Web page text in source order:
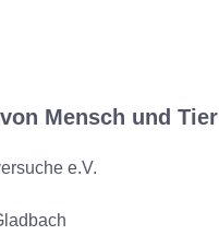
Mensch und Tier
e.V.